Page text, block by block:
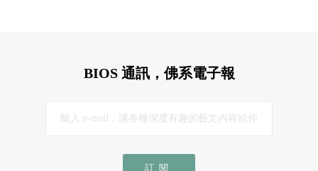
BIOS 通訊，佛系電子報
訂閱